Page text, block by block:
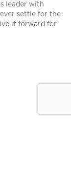
leader with
settle for the
it forward for